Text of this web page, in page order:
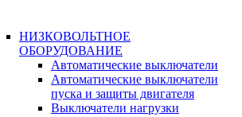
НИЗКОВОЛЬТНОЕ
ОБОРУДОВАНИЕ
Автоматические выключатели
Автоматические выключатели
пуска и защиты двигателя
Выключатели нагрузки